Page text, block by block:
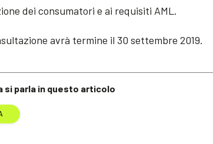
si parla in questo articolo
dei consumatori e ai requisiti AML.
avrà termine il 30 settembre 2019.